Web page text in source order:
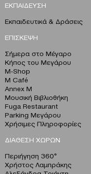
ΕΚΠΑΙΔΕΥΣΗ
Εκπαιδευτικά & Δράσεις
ΕΠΙΣΚΕΨΗ
Σήμερα στο Μέγαρο
Κήπος του Μεγάρου
M-Shop
M Café
Annex M
Μουσική Βιβλιοθήκη
Fuga Restaurant
Parking Μεγάρου
Χρήσιμες Πληροφορίες
ΔΙΑΘΕΣΗ ΧΩΡΩΝ
Περιήγηση 360°
Χρήστος Λαμπράκης